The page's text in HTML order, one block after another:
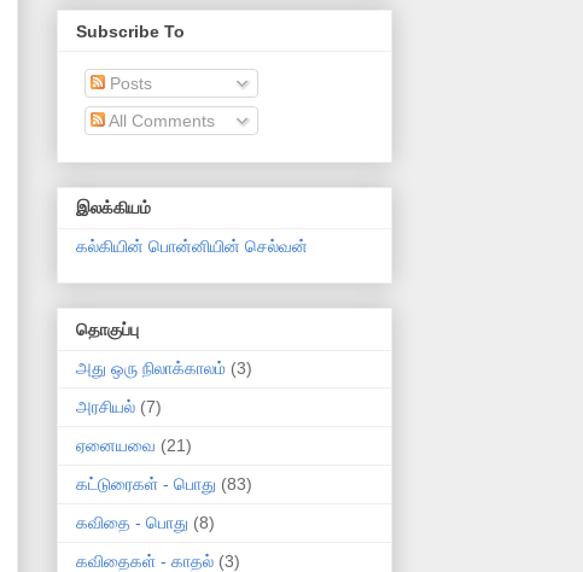
Subscribe To
Posts
All Comments
இலக்கியம்
கல்கியின் பொன்னியின் செல்வன்
தொகுப்பு
அது ஒரு நிலாக்காலம் (3)
அரசியல் (7)
ஏனையவை (21)
கட்டுரைகள் - பொது (83)
கவிதை - பொது (8)
கவிதைகள் - காதல் (3)